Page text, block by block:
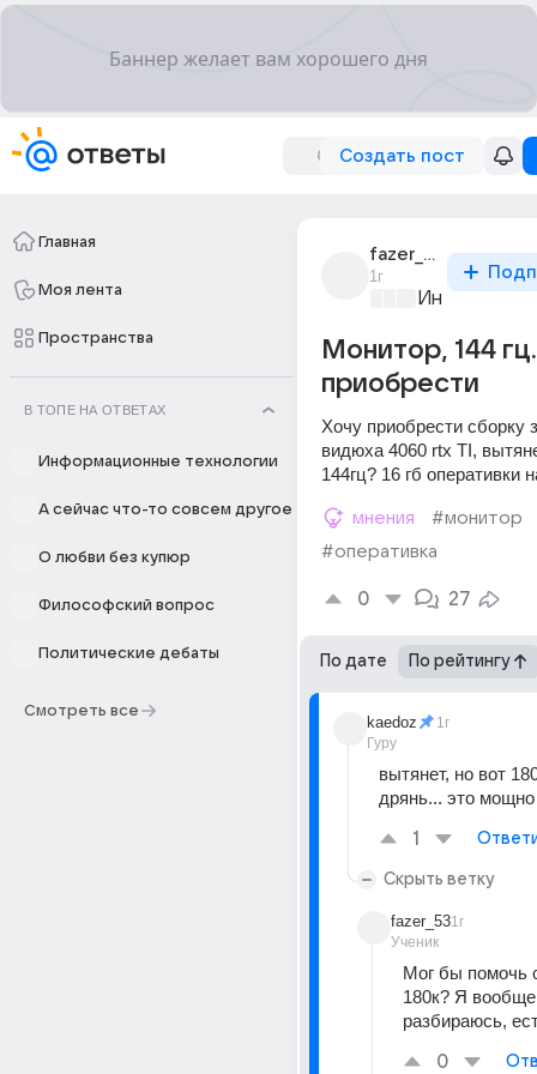
Создать пост
Главная
Моя лента
Пространства
В ТОПЕ НА ОТВЕТАХ
Информационные технологии
А сейчас что-то совсем другое
О любви без купюр
Философский вопрос
Политические дебаты
Смотреть все
fazer_53
1г
Монитор, 144
приобрести
Хочу приобрести сборку
видюха 4060 rtx TI,
144гц? 16 гб оперативки
мнения
#монитор
#оперативка
0 27
По дате По рейтингу
kaedoz
Гуру
1г
вытянет, но вот
дрянь... это мощно
1
Скрыть ветку
fazer_53
Ученик
1г
Мог бы помочь
180к? Я
разбираюсь,
0